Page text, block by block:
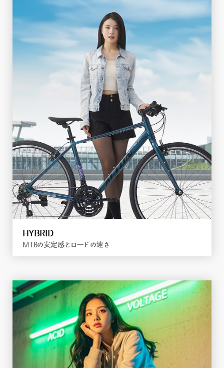
ROAD
舗装路で速く走るための設計
詳しく見る
HYBRID
MTBの安定感とロードの速さ